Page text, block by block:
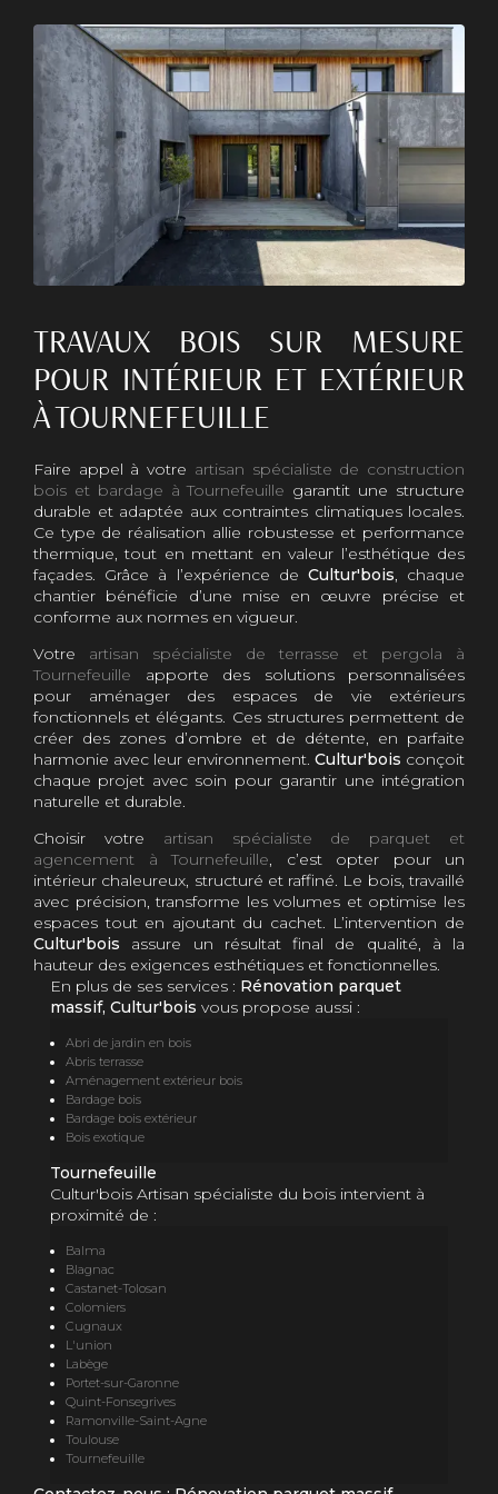
TRAVAUX BOIS SUR MESURE
POUR INTÉRIEUR ET EXTÉRIEUR
À TOURNEFEUILLE
Faire appel à votre artisan spécialiste de construction
bois et bardage à Tournefeuille garantit une structure
durable et adaptée aux contraintes climatiques locales.
Ce type de réalisation allie robustesse et performance
thermique, tout en mettant en valeur l’esthétique des
façades. Grâce à l’expérience de Cultur'bois, chaque
chantier bénéficie d’une mise en œuvre précise et
conforme aux normes en vigueur.
Votre artisan spécialiste de terrasse et pergola à
Tournefeuille apporte des solutions personnalisées
pour aménager des espaces de vie extérieurs
fonctionnels et élégants. Ces structures permettent de
créer des zones d’ombre et de détente, en parfaite
harmonie avec leur environnement. Cultur'bois conçoit
chaque projet avec soin pour garantir une intégration
naturelle et durable.
Choisir votre artisan spécialiste de parquet et
agencement à Tournefeuille, c’est opter pour un
intérieur chaleureux, structuré et raffiné. Le bois, travaillé
avec précision, transforme les volumes et optimise les
espaces tout en ajoutant du cachet. L’intervention de
Cultur'bois assure un résultat final de qualité, à la
hauteur des exigences esthétiques et fonctionnelles.
En plus de ses services : Rénovation parquet
massif, Cultur'bois vous propose aussi :
Abri de jardin en bois
Abris terrasse
Aménagement extérieur bois
Bardage bois
Bardage bois extérieur
Bois exotique
Tournefeuille
Cultur'bois Artisan spécialiste du bois intervient à
proximité de :
Balma
Blagnac
Castanet-Tolosan
Colomiers
Cugnaux
L'union
Labège
Portet-sur-Garonne
Quint-Fonsegrives
Ramonville-Saint-Agne
Toulouse
Tournefeuille